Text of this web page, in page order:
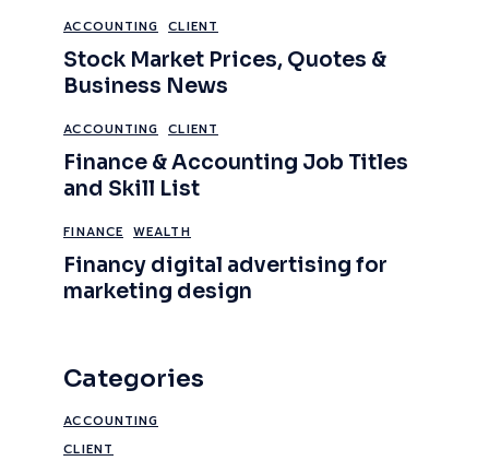
ACCOUNTING CLIENT
Stock Market Prices, Quotes &
Business News
ACCOUNTING CLIENT
Finance & Accounting Job Titles
and Skill List
FINANCE WEALTH
Financy digital advertising for
marketing design
Categories
ACCOUNTING
CLIENT